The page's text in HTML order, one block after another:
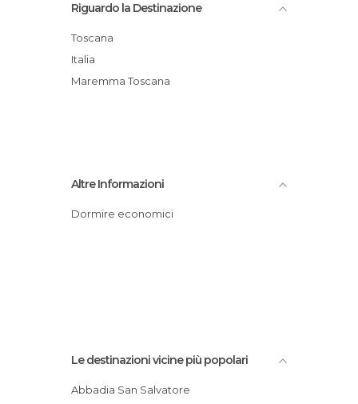
Riguardo la Destinazione
Toscana
Italia
Maremma Toscana
Altre Informazioni
Dormire economici
Le destinazioni vicine più popolari
Abbadia San Salvatore